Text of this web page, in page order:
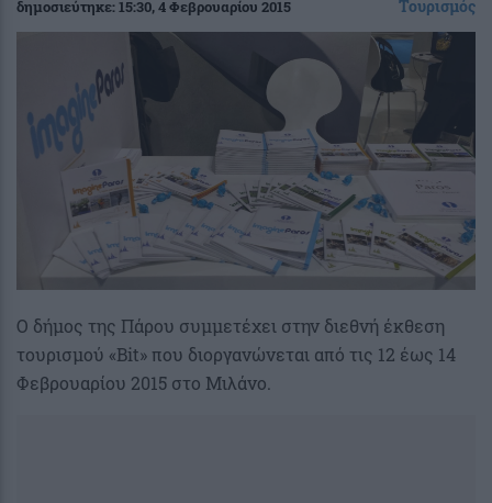
δημοσιεύτηκε:15:30, 4 Φεβρουαρίου 2015 Τουρισμός
Ο δήμος της Πάρου συμμετέχει στην διεθνή έκθεση
τουρισμού «Bit» που διοργανώνεται από τις 12 έως 14
Φεβρουαρίου 2015 στο Μιλάνο.